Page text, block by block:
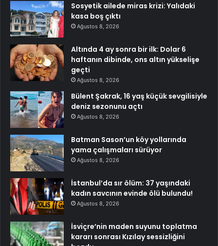
Sosyetik ailede miras krizi: Yalıdaki
kasa boş çıktı
Ağustos 8, 2026
Altında 4 ay sonra bir ilk: Dolar 6
haftanın dibinde, ons altın yükselişe
geçti
Ağustos 8, 2026
Bülent Şakrak, 16 yaş küçük sevgilisiyle
deniz sezonunu açtı
Ağustos 8, 2026
Batman Sason’un köy yollarında
yama çalışmaları sürüyor
Ağustos 8, 2026
İstanbul’da sır ölüm: 37 yaşındaki
kadın savcının evinde ölü bulundu!
Ağustos 8, 2026
İsviçre’nin maden suyunu toplatma
kararı sonrası Kızılay sessizliğini